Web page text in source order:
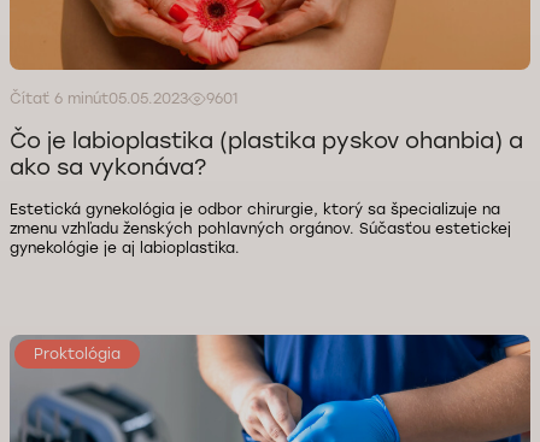
Čítať 6 minút05.05.2023 9601
Čo je labioplastika (plastika pyskov ohanbia) a
ako sa vykonáva?
Estetická gynekológia je odbor chirurgie, ktorý sa špecializuje na
zmenu vzhľadu ženských pohlavných orgánov. Súčasťou estetickej
gynekológie je aj labioplastika.
Proktológia